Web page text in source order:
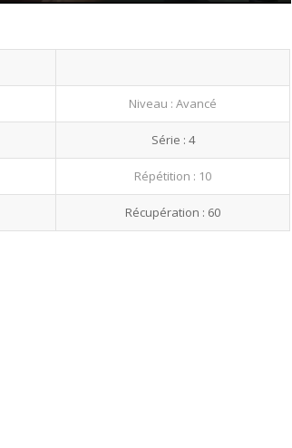
Niveau : Avancé
Série : 4
Répétition : 10
Récupération : 60